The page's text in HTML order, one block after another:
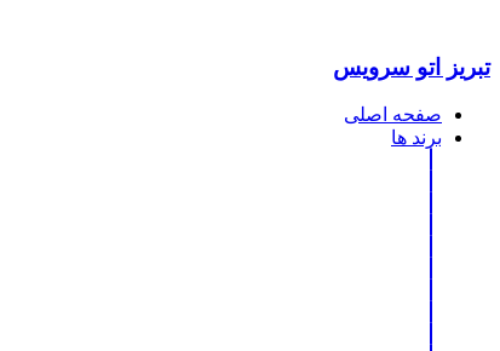
تبریز اتو سرویس
صفحه اصلی
برند ها